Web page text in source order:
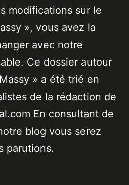
modifications sur le
», vous avez la
avec notre
Ce dossier autour
» a été trié en
de la rédaction de
En consultant de
blog vous serez
parutions.